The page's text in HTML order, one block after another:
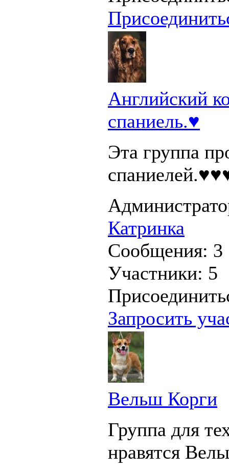
Английский
спаниель.♥
Эта группа
Катринка
Сообщения: 3
Участники: 5
Запросить
Вельш Корги
Группа для
нравятся